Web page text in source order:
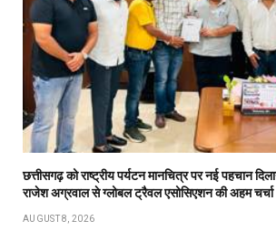
छत्तीसगढ़ को राष्ट्रीय पर्यटन मानचित्र पर नई पहचान
राजेश अग्रवाल से ग्लोबल ट्रैवल एसोसिएशन की अहम चर्चा
AUGUST 8, 2026